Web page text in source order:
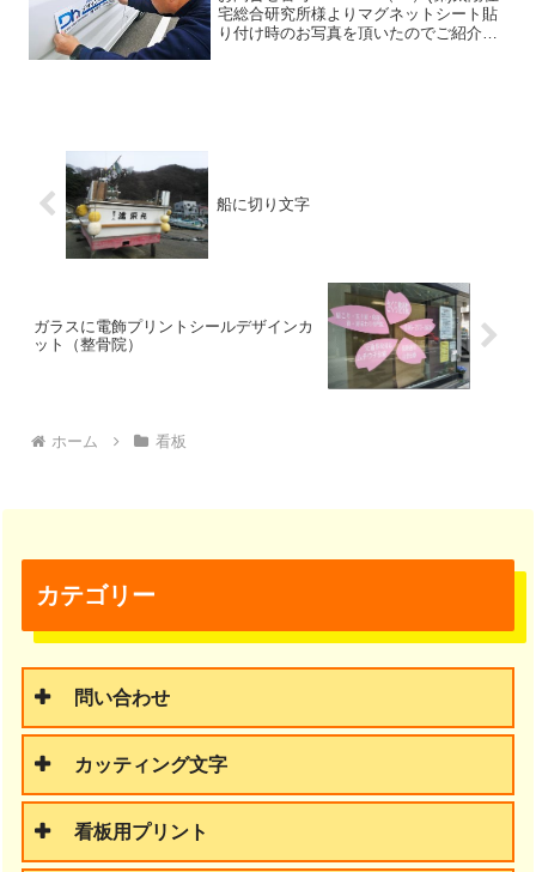
宅総合研究所様よりマグネットシート貼
り付け時のお写真を頂いたのでご紹介し
船に切り文字
ガラスに電飾プリントシールデザインカ
ット（整骨院）
ホーム 看板
カテゴリー
問い合わせ
カッティング文字
看板用プリント